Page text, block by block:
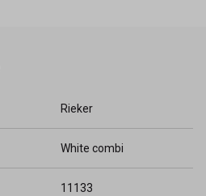
Rieker
White combi
11133